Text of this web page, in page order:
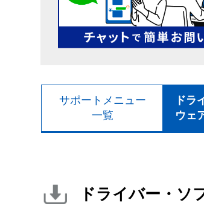
サポートメニュー
一覧
ドラ
ウェ
ドライバー・ソ